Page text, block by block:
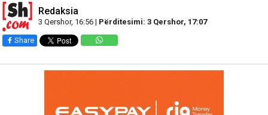
Redaksia
3 Qershor, 16:56 | Përditesimi: 3 Qershor, 17:07
Share